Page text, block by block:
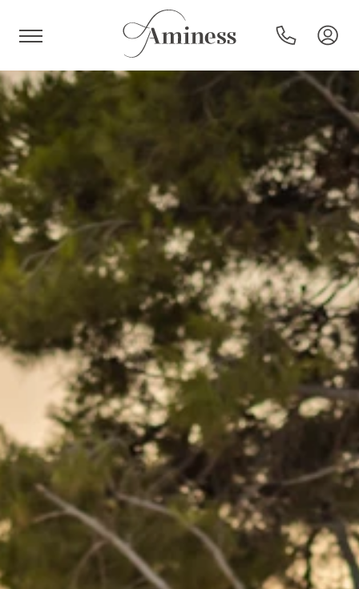
HR
Hoteli in resorti
Kampi
Posebne ponudbe
Destinacije
Vrste počitnic
Blagovne znamke
Ami Loyalty program
Blogovi